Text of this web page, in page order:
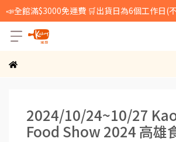
📣全館滿$3000免運費 🛒出貨日為6個工作日(
2024/10/24~10/27
Food Show 2024 高雄